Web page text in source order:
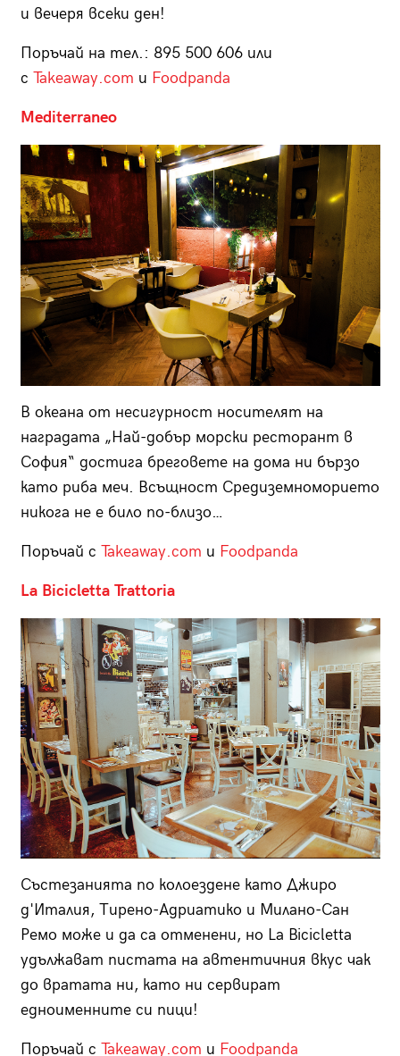
и вечеря всеки ден!
Поръчай на тел.: 895 500 606 или
с Takeaway.com и Foodpanda
Mediterraneo
В океана от несигурност носителят на
наградата „Най-добър морски ресторант в
София“ достига бреговете на дома ни бързо
като риба меч. Всъщност Средиземноморието
никога не е било по-близо…
Поръчай с Takeaway.com и Foodpanda
La Bicicletta Trattoria
Състезанията по колоездене като Джиро
д'Италия, Тирено-Адриатико и Милано-Сан
Ремо може и да са отменени, но La Bicicletta
удължават пистата на автентичния вкус чак
до вратата ни, като ни сервират
едноименните си пици!
Поръчай с Takeaway.com и Foodpanda